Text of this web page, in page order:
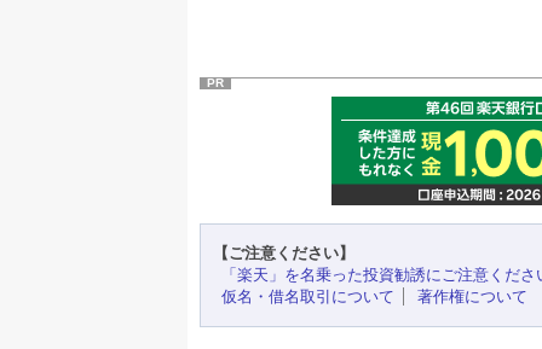
PR
【ご注意ください】
「楽天」を名乗った投資勧誘にご注意くださ
仮名・借名取引について
著作権について